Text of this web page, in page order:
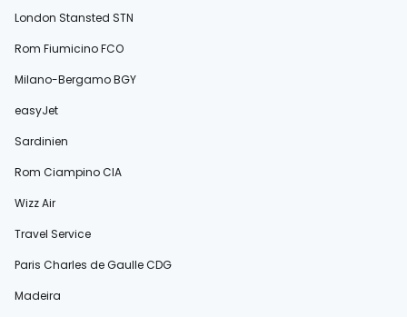
London Stansted STN
Rom Fiumicino FCO
Milano-Bergamo BGY
easyJet
Sardinien
Rom Ciampino CIA
Wizz Air
Travel Service
Paris Charles de Gaulle CDG
Madeira